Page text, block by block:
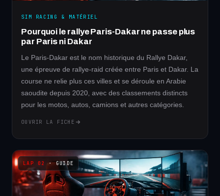
SIM RACING & MATÉRIEL
Pourquoi le rallye Paris-Dakar ne passe plus
par Paris ni Dakar
Le Paris-Dakar est le nom historique du Rallye Dakar,
une épreuve de rallye-raid créée entre Paris et Dakar. La
course ne relie plus ces villes et se déroule en Arabie
saoudite depuis 2020, avec des classements distincts
pour les motos, autos, camions et autres catégories.
OUVRIR LA FICHE
· GUIDE